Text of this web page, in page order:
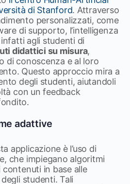
di Stanford. Attraverso
personalizzati, come
di supporto, l’intelligenza
agli studenti di
didattici su misura,
di conoscenza e al loro
Questo approccio mira a
degli studenti, aiutandoli
con un feedback
adattive
applicazione è l’uso di
che impiegano algoritmi
in base alle
studenti. Tali